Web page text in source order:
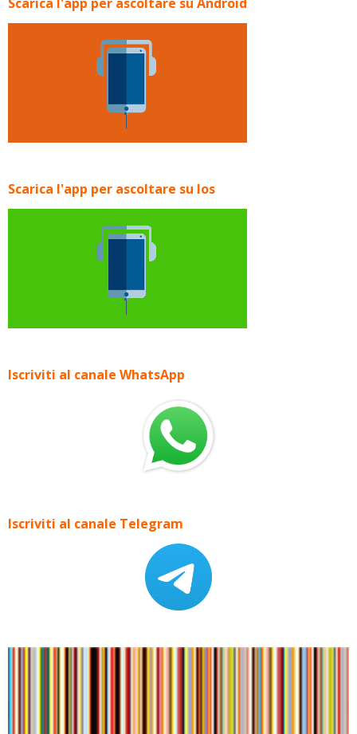
Scarica l'app per ascoltare su Ios
Iscriviti al canale WhatsApp
Iscriviti al canale Telegram